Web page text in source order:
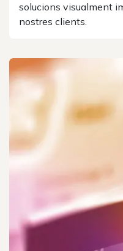
solucions visualment
nostres clients.